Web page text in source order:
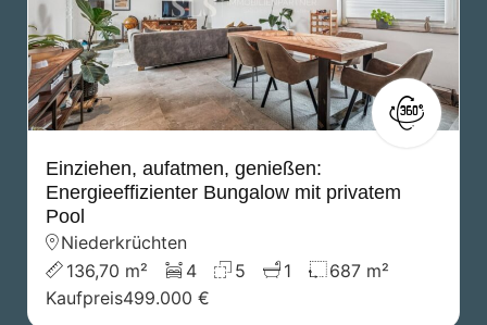
Einziehen, aufatmen, genießen:
Energieeffizienter Bungalow mit privatem
Pool
Niederkrüchten
136,70 m²
4 5 1
687 m²
Kaufpreis499.000 €